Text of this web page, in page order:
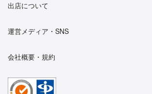
出店について
運営メディア・SNS
会社概要・規約